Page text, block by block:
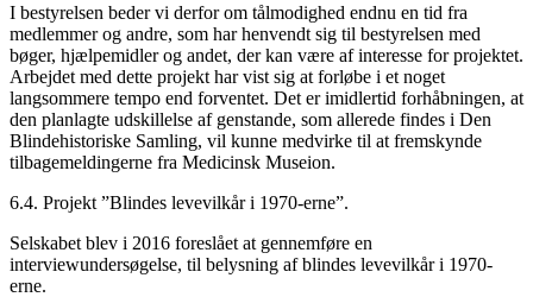
I bestyrelsen beder vi derfor om tålmodighed endnu en tid fra
medlemmer og andre, som har henvendt sig til bestyrelsen med
bøger, hjælpemidler og andet, der kan være af interesse for projektet.
Arbejdet med dette projekt har vist sig at forløbe i et noget
langsommere tempo end forventet. Det er imidlertid forhåbningen, at
den planlagte udskillelse af genstande, som allerede findes i Den
Blindehistoriske Samling, vil kunne medvirke til at fremskynde
tilbagemeldingerne fra Medicinsk Museion.
6.4. Projekt ”Blindes levevilkår i 1970-erne”.
Selskabet blev i 2016 foreslået at gennemføre en
interviewundersøgelse, til belysning af blindes levevilkår i 1970-
erne.